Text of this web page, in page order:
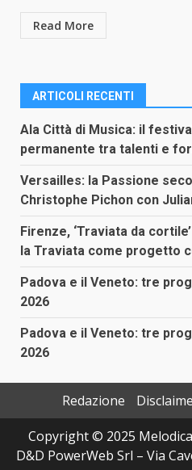
Read More
ARTICOLI RECENTI
Ala Città di Musica: il
permanente tra talenti e
Versailles: la Passione
Christophe Pichon con
Firenze, ‘Traviata da
la Traviata come progetto
Padova e il Veneto: tre
2026
Padova e il Veneto: tre
2026
Redazione
Copyright © 2025
D&D PowerWeb Srl – Via